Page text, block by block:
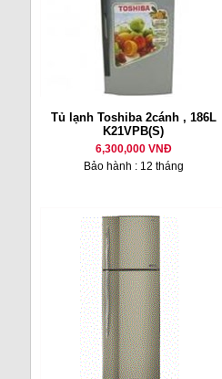
Tủ lạnh Toshiba 2cánh , 186L
K21VPB(S)
6,300,000 VNĐ
Bảo hành : 12 tháng